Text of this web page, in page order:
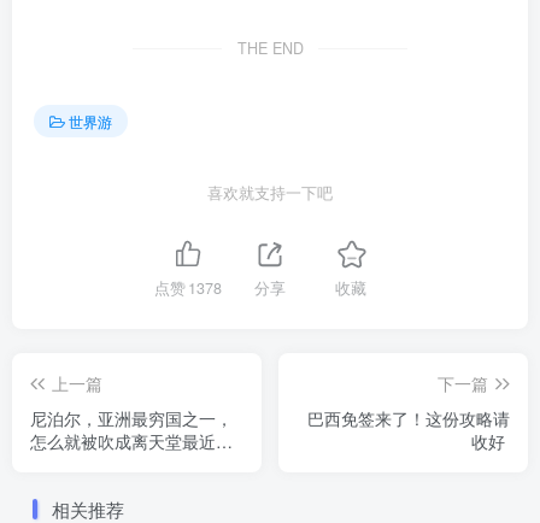
THE END
世界游
喜欢就支持一下吧
点赞1378 分享 收藏
上一篇
尼泊尔，亚洲最穷国之一，
怎么就被吹成离天堂最近的
下一篇
巴西免签来了！这份攻略请
收好
相关推荐